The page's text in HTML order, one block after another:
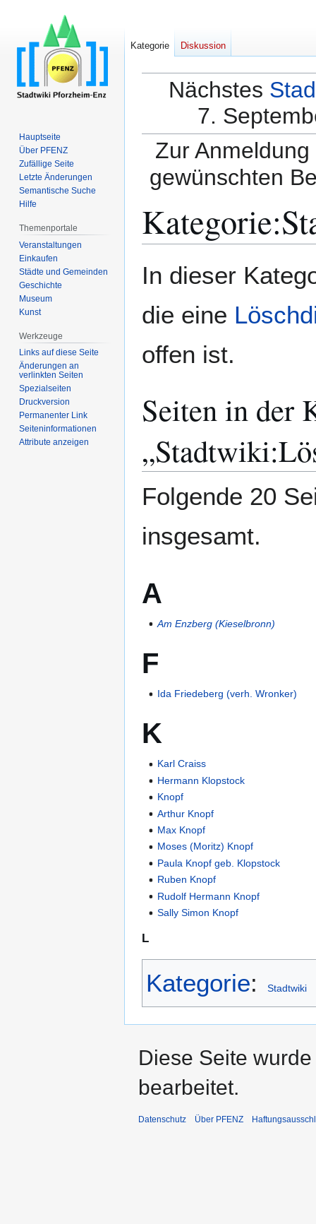
Nächstes
7.
Zur
gewünschten
Kategorie:
Navigation
Suche
In dieser
die eine
offen ist.
Seiten in der
Folgende 20
insgesamt.
A
Am Enzberg (Kieselbronn)
F
Ida Friedeberg (verh. Wronker)
K
Karl Craiss
Hermann Klopstock
Knopf
Arthur Knopf
Max Knopf
Moses (Moritz) Knopf
Paula Knopf geb. Klopstock
Ruben Knopf
Rudolf Hermann Knopf
Sally Simon Knopf
L
Kategorie: Stadtwiki
Kategorie Diskussion
Hauptseite
Über PFENZ
Zufällige Seite
Letzte Änderungen
Semantische Suche
Hilfe
Themenportale
Veranstaltungen
Einkaufen
Städte und Gemeinden
Geschichte
Museum
Kunst
Werkzeuge
Links auf diese Seite
Änderungen an
verlinkten Seiten
Spezialseiten
Druckversion
Permanenter Link
Seiten­­informationen
Attribute anzeigen
Diese Seite
bearbeitet.
Datenschutz Über PFENZ